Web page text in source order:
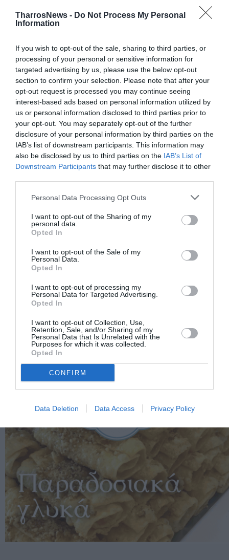
TharrosNews - Do Not Process My Personal
Information
If you wish to opt-out of the sale, sharing to third parties, or
processing of your personal or sensitive information for
targeted advertising by us, please use the below opt-out
section to confirm your selection. Please note that after your
opt-out request is processed you may continue seeing
interest-based ads based on personal information utilized by
us or personal information disclosed to third parties prior to
your opt-out. You may separately opt-out of the further
disclosure of your personal information by third parties on the
IAB’s list of downstream participants. This information may
also be disclosed by us to third parties on the IAB’s List of
Downstream Participants that may further disclose it to other
Personal Data Processing Opt Outs
I want to opt-out of the Sharing of my
personal data.
Opted In
I want to opt-out of the Sale of my
Personal Data.
Opted In
I want to opt-out of processing my
Personal Data for Targeted Advertising.
Opted In
I want to opt-out of Collection, Use,
Retention, Sale, and/or Sharing of my
Personal Data that Is Unrelated with the
Purposes for which it was collected.
Opted In
CONFIRM
Data Deletion Data Access Privacy Policy
Facebook Twitter